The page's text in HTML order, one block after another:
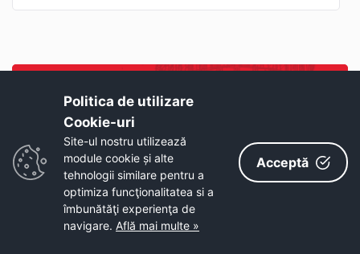
Pagini similare
Transparență decizională - Formular
Politica de utilizare
Cookie-uri‎
Site-ul nostru utilizează
module cookie și alte
tehnologii similare pentru a
optimiza funcţionalitatea si a
îmbunătăţi experienţa de
navigare. Află mai multe »
Acceptă